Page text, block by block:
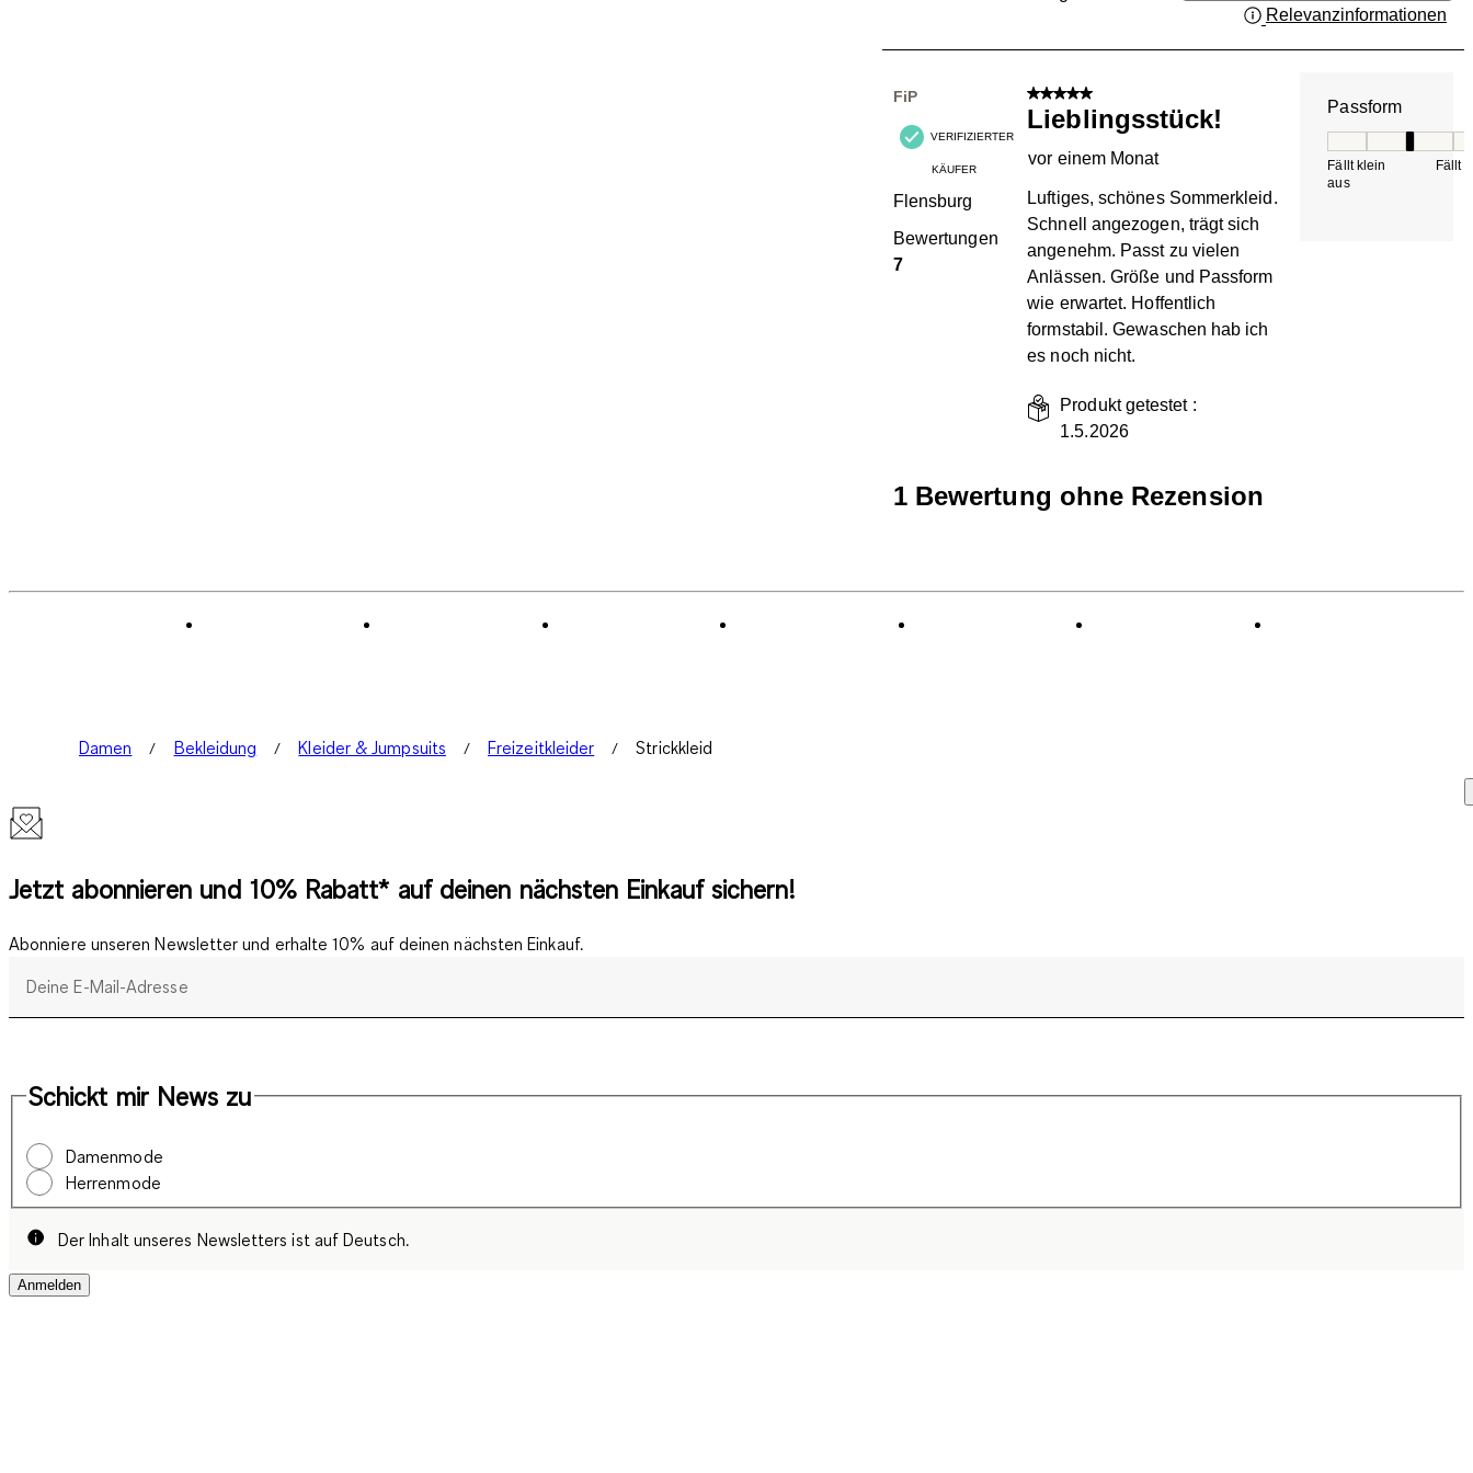
Bewertungen.
Relevanzinformationen
FiP
VERIFIZIERTER
KÄUFER
Flensburg
Bewertungen
7
5 von 5 Sternen.
Lieblingsstück!
vor einem Monat
Luftiges, schönes Sommerkleid.
Schnell angezogen, trägt sich
angenehm. Passt zu vielen
Anlässen. Größe und Passform
wie erwartet. Hoffentlich
formstabil. Gewaschen hab ich
es noch nicht.
Produkt getestet :
1.5.2026
Passform
Fällt klein
aus
Fällt
1 Bewertung ohne Rezension
Damen Bekleidung Kleider & Jumpsuits Freizeitkleider Strickkleid
Jetzt abonnieren und 10% Rabatt* auf deinen nächsten Einkauf sichern!
Abonniere unseren Newsletter und erhalte 10% auf deinen nächsten Einkauf.
Deine E-Mail-Adresse
Schickt mir News zu
Damenmode
Herrenmode
Der Inhalt unseres Newsletters ist auf Deutsch.
Anmelden